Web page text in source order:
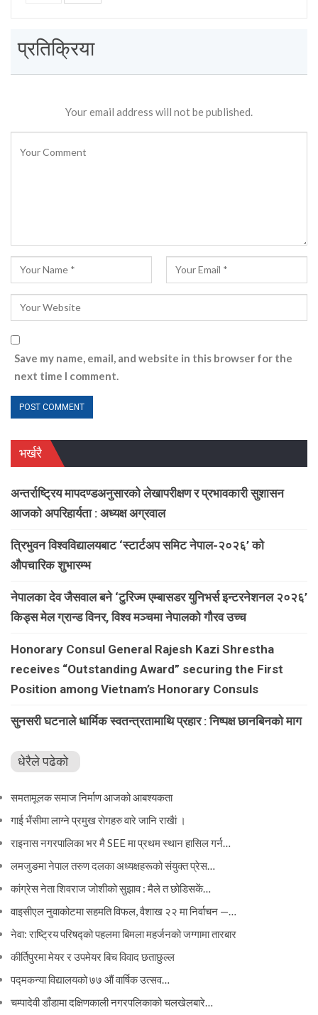
प्रतिक्रिया
Your email address will not be published.
Save my name, email, and website in this browser for the
next time I comment.
भर्खरै
अन्तर्राष्ट्रिय मापदण्डअनुसारको लेखापरीक्षण र प्रभावकारी सुशासन
आजको अपरिहार्यता : अध्यक्ष अग्रवाल
त्रिभुवन विश्वविद्यालयबाट ‘स्टार्टअप समिट नेपाल-२०२६’ को
औपचारिक शुभारम्भ
नेपालका देव जैसवाल बने ‘टुरिज्म एम्बासडर युनिभर्स इन्टरनेशनल २०२६’
किड्स मेल ग्रान्ड विनर, विश्व मञ्चमा नेपालको गौरव उच्च
Honorary Consul General Rajesh Kazi Shrestha
receives “Outstanding Award” securing the First
Position among Vietnam’s Honorary Consuls
सुनसरी घटनाले धार्मिक स्वतन्त्रतामाथि प्रहार : निष्पक्ष छानबिनको माग
धेरैले पढेको
समतामूलक समाज निर्माण आजको आबश्यकता
गाई भैंसीमा लाग्ने प्रमुख रोगहरु वारे जानि राखैां ।
राइनास नगरपालिका भर मै SEE मा प्रथम स्थान हासिल गर्न…
लमजुङमा नेपाल तरुण दलका अध्यक्षहरूको संयुक्त प्रेस…
कांग्रेस नेता शिवराज जोशीको सुझाव : मैले त छोडिसकें…
वाइसीएल नुवाकोटमा सहमति विफल, वैशाख २२ मा निर्वाचन —…
नेवा: राष्ट्रिय परिषद्को पहलमा बिमला महर्जनको जग्गामा तारबार
कीर्तिपुरमा मेयर र उपमेयर बिच विवाद छताछुल्ल
पद्मकन्या विद्यालयको ७७ औं ‌‌वार्षिक ‌उत्सव…
चम्पादेवी डाँडामा दक्षिणकाली नगरपलिकाको चलखेलबारे…